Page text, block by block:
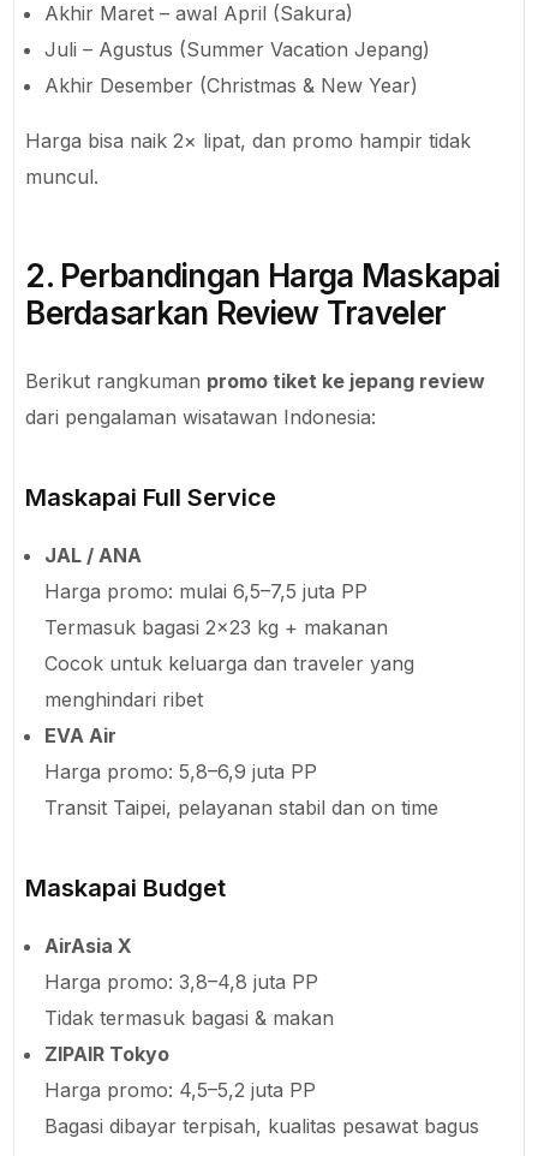
Akhir Maret – awal April (Sakura)
Juli – Agustus (Summer Vacation Jepang)
Akhir Desember (Christmas & New Year)
Harga bisa naik 2× lipat, dan promo hampir tidak
muncul.
2. Perbandingan Harga Maskapai
Berdasarkan Review Traveler
Berikut rangkuman promo tiket ke jepang review
dari pengalaman wisatawan Indonesia:
Maskapai Full Service
JAL / ANA
Harga promo: mulai 6,5–7,5 juta PP
Termasuk bagasi 2×23 kg + makanan
Cocok untuk keluarga dan traveler yang
menghindari ribet
EVA Air
Harga promo: 5,8–6,9 juta PP
Transit Taipei, pelayanan stabil dan on time
Maskapai Budget
AirAsia X
Harga promo: 3,8–4,8 juta PP
Tidak termasuk bagasi & makan
ZIPAIR Tokyo
Harga promo: 4,5–5,2 juta PP
Bagasi dibayar terpisah, kualitas pesawat bagus